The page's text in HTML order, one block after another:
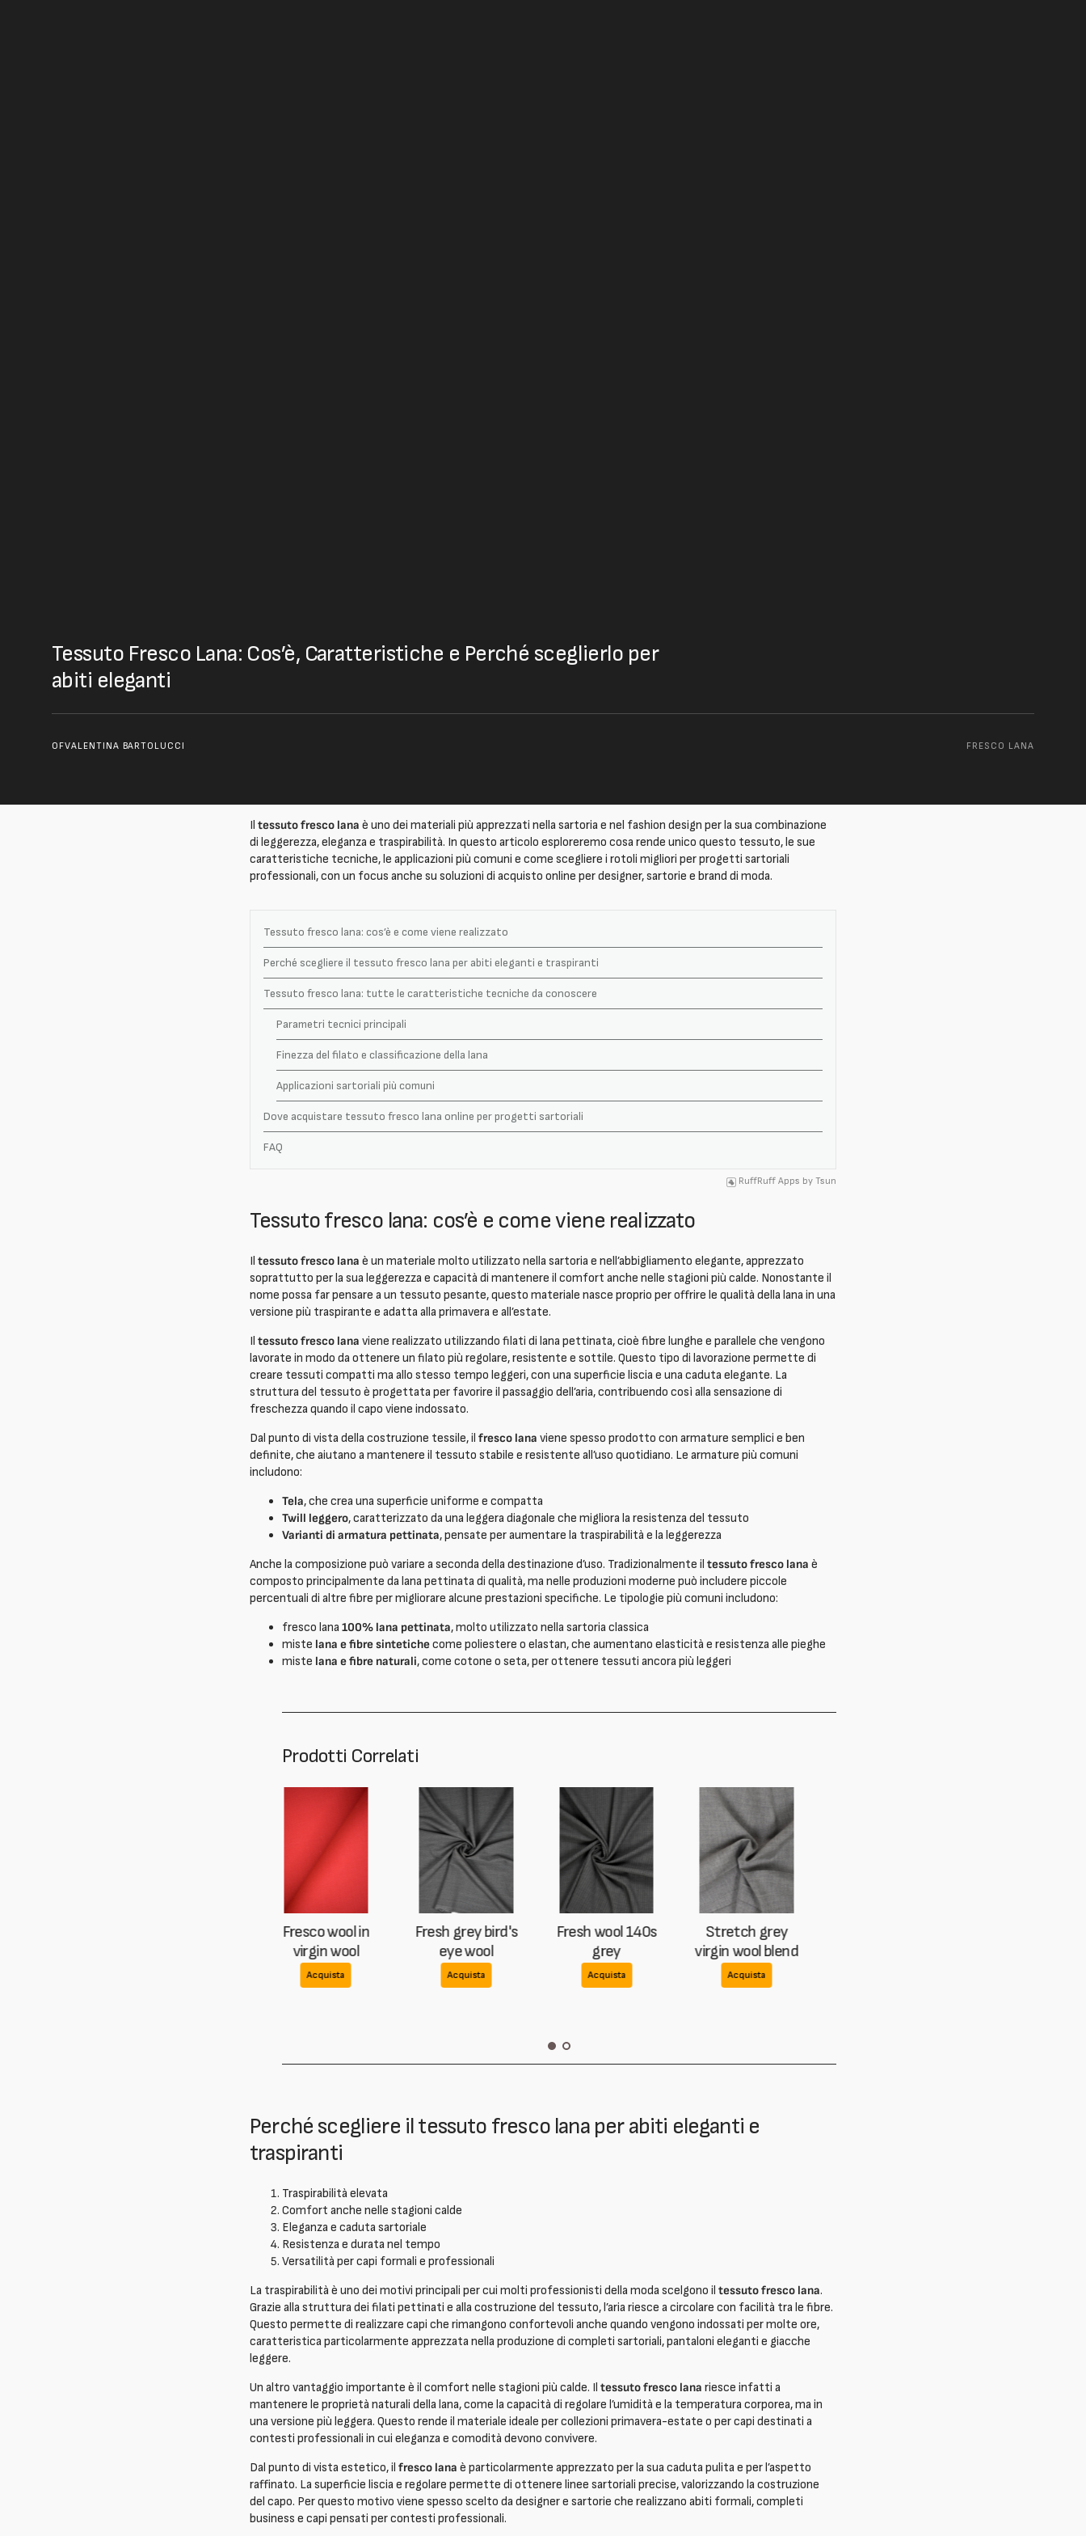
Tessuto Fresco Lana: Cos’è, Caratteristiche e Perché sceglierlo per
abiti eleganti
OFVALENTINA BARTOLUCCI FRESCO LANA
Il tessuto fresco lana è uno dei materiali più apprezzati nella sartoria e nel fashion design per la sua combinazione
di leggerezza, eleganza e traspirabilità. In questo articolo esploreremo cosa rende unico questo tessuto, le sue
caratteristiche tecniche, le applicazioni più comuni e come scegliere i rotoli migliori per progetti sartoriali
professionali, con un focus anche su soluzioni di acquisto online per designer, sartorie e brand di moda.
Tessuto fresco lana: cos’è e come viene realizzato
Perché scegliere il tessuto fresco lana per abiti eleganti e traspiranti
Tessuto fresco lana: tutte le caratteristiche tecniche da conoscere
Parametri tecnici principali
Finezza del filato e classificazione della lana
Applicazioni sartoriali più comuni
Dove acquistare tessuto fresco lana online per progetti sartoriali
FAQ
RuffRuff Apps by Tsun
Tessuto fresco lana: cos’è e come viene realizzato
Il tessuto fresco lana è un materiale molto utilizzato nella sartoria e nell’abbigliamento elegante, apprezzato
soprattutto per la sua leggerezza e capacità di mantenere il comfort anche nelle stagioni più calde. Nonostante il
nome possa far pensare a un tessuto pesante, questo materiale nasce proprio per offrire le qualità della lana in una
versione più traspirante e adatta alla primavera e all’estate.
Il tessuto fresco lana viene realizzato utilizzando filati di lana pettinata, cioè fibre lunghe e parallele che vengono
lavorate in modo da ottenere un filato più regolare, resistente e sottile. Questo tipo di lavorazione permette di
creare tessuti compatti ma allo stesso tempo leggeri, con una superficie liscia e una caduta elegante. La
struttura del tessuto è progettata per favorire il passaggio dell’aria, contribuendo così alla sensazione di
freschezza quando il capo viene indossato.
Dal punto di vista della costruzione tessile, il fresco lana viene spesso prodotto con armature semplici e ben
definite, che aiutano a mantenere il tessuto stabile e resistente all’uso quotidiano. Le armature più comuni
includono:
Tela, che crea una superficie uniforme e compatta
Twill leggero, caratterizzato da una leggera diagonale che migliora la resistenza del tessuto
Varianti di armatura pettinata, pensate per aumentare la traspirabilità e la leggerezza
Anche la composizione può variare a seconda della destinazione d’uso. Tradizionalmente il tessuto fresco lana è
composto principalmente da lana pettinata di qualità, ma nelle produzioni moderne può includere piccole
percentuali di altre fibre per migliorare alcune prestazioni specifiche. Le tipologie più comuni includono:
fresco lana 100% lana pettinata, molto utilizzato nella sartoria classica
miste lana e fibre sintetichecome poliestere o elastan, che aumentano elasticità e resistenza alle pieghe
miste lana e fibre naturali, come cotone o seta, per ottenere tessuti ancora più leggeri
Prodotti Correlati
Fresco wool in
virgin wool
Acquista
Fresh grey bird's
eye wool
Acquista
Fresh wool 140s
grey
Acquista
Stretch grey
virgin wool blend
Acquista
Perché scegliere il tessuto fresco lana per abiti eleganti e
traspiranti
Traspirabilità elevata
Comfort anche nelle stagioni calde
Eleganza e caduta sartoriale
Resistenza e durata nel tempo
Versatilità per capi formali e professionali
La traspirabilità è uno dei motivi principali per cui molti professionisti della moda scelgono il tessuto fresco lana.
Grazie alla struttura dei filati pettinati e alla costruzione del tessuto, l’aria riesce a circolare con facilità tra le fibre.
Questo permette di realizzare capi che rimangono confortevoli anche quando vengono indossati per molte ore,
caratteristica particolarmente apprezzata nella produzione di completi sartoriali, pantaloni eleganti e giacche
leggere.
Un altro vantaggio importante è il comfort nelle stagioni più calde. Il tessuto fresco lana riesce infatti a
mantenere le proprietà naturali della lana, come la capacità di regolare l’umidità e la temperatura corporea, ma in
una versione più leggera. Questo rende il materiale ideale per collezioni primavera-estate o per capi destinati a
contesti professionali in cui eleganza e comodità devono convivere.
Dal punto di vista estetico, il fresco lana è particolarmente apprezzato per la sua caduta pulita e per l’aspetto
raffinato. La superficie liscia e regolare permette di ottenere linee sartoriali precise, valorizzando la costruzione
del capo. Per questo motivo viene spesso scelto da designer e sartorie che realizzano abiti formali, completi
business e capi pensati per contesti professionali.